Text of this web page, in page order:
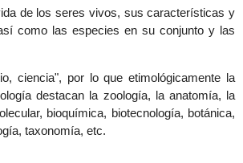
de los seres vivos, sus características y
como las especies en su conjunto y las
ciencia", por lo que etimológicamente la
destacan la zoología, la anatomía, la
bioquímica, biotecnología, botánica,
taxonomía, etc.